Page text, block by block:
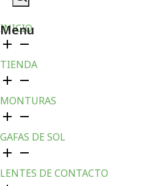
Menu
INICIO
TIENDA
MONTURAS
GAFAS DE SOL
LENTES DE CONTACTO